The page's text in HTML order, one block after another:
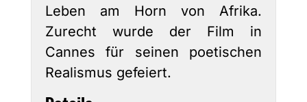
Leben am Horn von Afrika.
Zurecht wurde der Film in
Cannes für seinen poetischen
Realismus gefeiert.